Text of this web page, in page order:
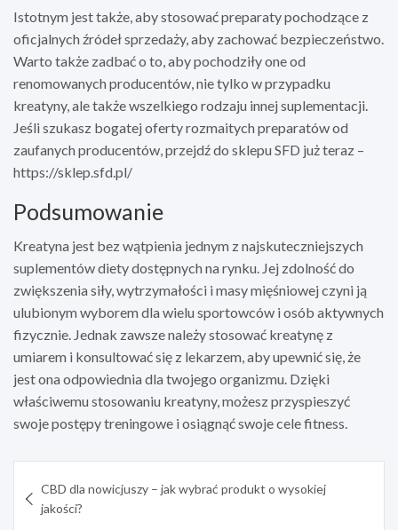
Istotnym jest także, aby stosować preparaty pochodzące z
oficjalnych źródeł sprzedaży, aby zachować bezpieczeństwo.
Warto także zadbać o to, aby pochodziły one od
renomowanych producentów, nie tylko w przypadku
kreatyny, ale także wszelkiego rodzaju innej suplementacji.
Jeśli szukasz bogatej oferty rozmaitych preparatów od
zaufanych producentów, przejdź do sklepu SFD już teraz –
https://sklep.sfd.pl/
Podsumowanie
Kreatyna jest bez wątpienia jednym z najskuteczniejszych
suplementów diety dostępnych na rynku. Jej zdolność do
zwiększenia siły, wytrzymałości i masy mięśniowej czyni ją
ulubionym wyborem dla wielu sportowców i osób aktywnych
fizycznie. Jednak zawsze należy stosować kreatynę z
umiarem i konsultować się z lekarzem, aby upewnić się, że
jest ona odpowiednia dla twojego organizmu. Dzięki
właściwemu stosowaniu kreatyny, możesz przyspieszyć
swoje postępy treningowe i osiągnąć swoje cele fitness.
wpisu
CBD dla nowicjuszy – jak wybrać produkt o wysokiej
jakości?